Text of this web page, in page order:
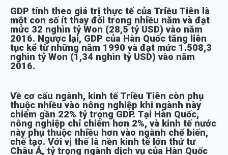
GDP tính theo giá trị thực tế của Triều Tiên là
một con số ít thay đổi trong nhiều năm và đạt
mức 32 nghìn tỷ Won (28,5 tỷ USD) vào năm
2016. Ngược lại, GDP của Hàn Quốc tăng liên
tục kể từ những năm 1990 và đạt mức 1.508,3
nghìn tỷ Won (1,34 nghìn tỷ USD) vào năm
2016.
Về cơ cấu ngành, kinh tế Triều Tiên còn phụ
thuộc nhiều vào nông nghiệp khi ngành này
chiếm gần 22% tỷ trọng GDP. Tại Hàn Quốc,
nông nghiệp chỉ chiếm hơn 2%, và kinh tế nước
này phụ thuộc nhiều hơn vào ngành chế biến,
chế tạo. Với vị thế là nền kinh tế lớn thứ tư
Châu Á, tỷ trọng ngành dịch vụ của Hàn Quốc